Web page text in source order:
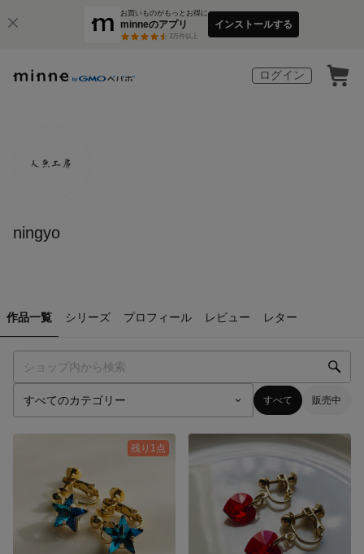
お買いものがもっとお得に
minneのアプリ
3万件以上
インストールする
ログイン
ningyo
作品一覧 シリーズ プロフィール レビュー レター
すべて 販売中
残り1点